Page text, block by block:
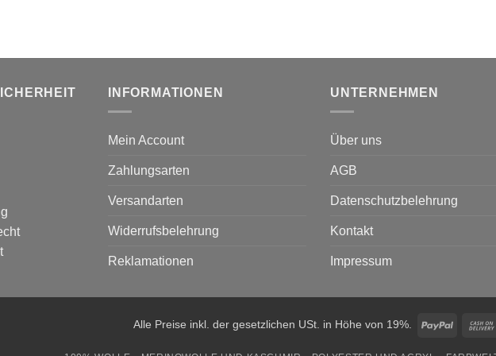
INFORMATIONEN
Mein Account
Zahlungsarten
Versandarten
Widerrufsbelehrung
Reklamationen
UNTERNEHMEN
Über uns
AGB
Datenschutzbelehrung
Kontakt
Impressum
Alle Preise inkl. der gesetzlichen USt. in Höhe von 19%. PayPal